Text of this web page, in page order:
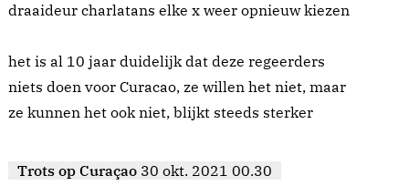
draaideur charlatans elke x weer opnieuw kiezen
het is al 10 jaar duidelijk dat deze regeerders
niets doen voor Curacao, ze willen het niet, maar
ze kunnen het ook niet, blijkt steeds sterker
Trots op Curaçao 30 okt. 2021 00.30